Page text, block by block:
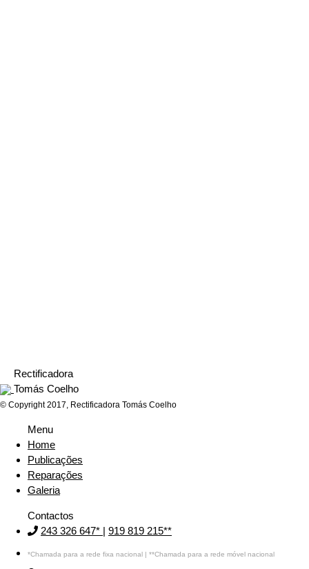
Rectificadora
Tomás Coelho
© Copyright 2017, Rectificadora Tomás Coelho
Menu
Home
Publicações
Reparações
Galeria
Contactos
243 326 647* | 919 819 215**
*Chamada para a rede fixa nacional | **Chamada para a rede móvel nacional